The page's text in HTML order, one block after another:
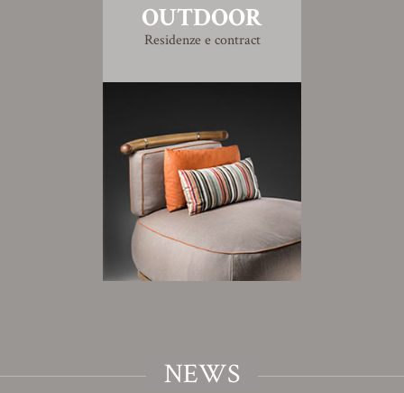
OUTDOOR
Residenze e contract
NEWS